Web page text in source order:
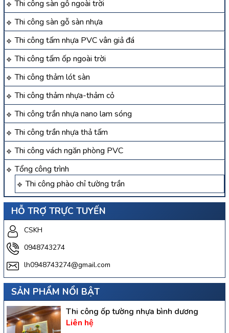
Thi công sàn gỗ ngoài trời
Thi công sàn gỗ sàn nhựa
Thi công tấm nhựa PVC vân giả đá
Thi công tấm ốp ngoài trời
Thi công thảm lót sàn
Thi công thảm nhựa-thảm cỏ
Thi công trần nhựa nano lam sóng
Thi công trần nhựa thả tấm
Thi công vách ngăn phòng PVC
Tổng công trình
Thi công phào chỉ tường trần
HỖ TRỢ TRỰC TUYẾN
CSKH
0948743274
lh0948743274@gmail.com
SẢN PHẨM NỔI BẬT
Thi công ốp tường nhựa bình dương
Liên hệ